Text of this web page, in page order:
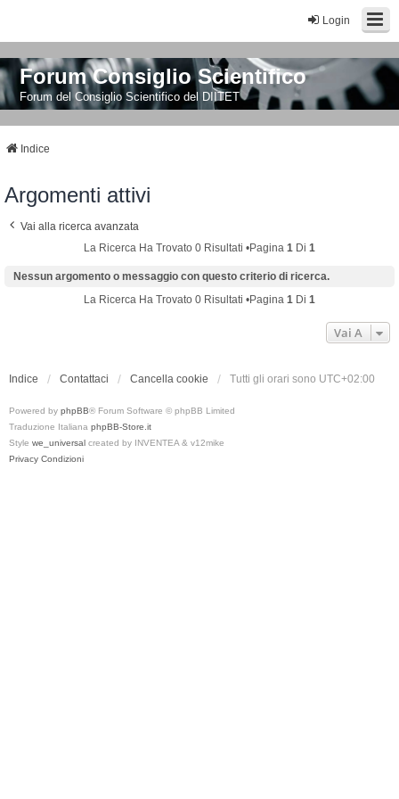
Login
Forum Consiglio Scientifico
Forum del Consiglio Scientifico del DIITET
Indice
Argomenti attivi
Vai alla ricerca avanzata
La Ricerca Ha Trovato 0 Risultati •Pagina 1 Di 1
Nessun argomento o messaggio con questo criterio di ricerca.
La Ricerca Ha Trovato 0 Risultati •Pagina 1 Di 1
Vai A
Indice Contattaci Cancella cookie Tutti gli orari sono UTC+02:00
Powered by phpBB® Forum Software © phpBB Limited
Traduzione Italiana phpBB-Store.it
Style we_universal created by INVENTEA & v12mike
Privacy Condizioni